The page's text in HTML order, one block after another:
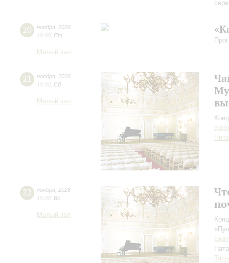
20 ноября 2026
19:00 Пт
Малый зал
21 ноября 2026
19:00 Сб
Малый зал
22 ноября 2026
15:00 Вс
Малый зал